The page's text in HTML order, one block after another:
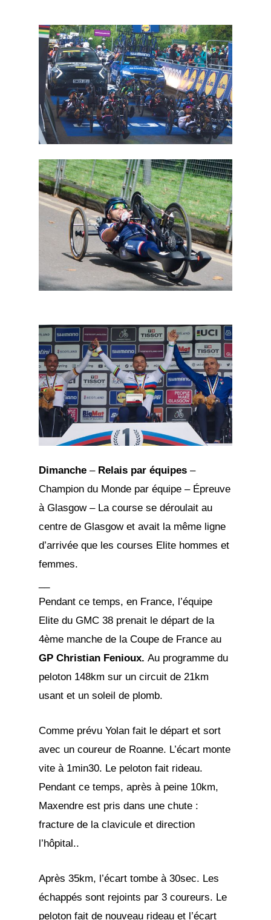
Dimanche – Relais par équipes –
Champion du Monde par équipe – Épreuve
à Glasgow – La course se déroulait au
centre de Glasgow et avait la même ligne
d’arrivée que les courses Elite hommes et
femmes.
Pendant ce temps, en France, l’équipe
Elite du GMC 38 prenait le départ de la
4ème manche de la Coupe de France au
GP Christian Fenioux. Au programme du
peloton 148km sur un circuit de 21km
usant et un soleil de plomb.
Comme prévu Yolan fait le départ et sort
avec un coureur de Roanne. L’écart monte
vite à 1min30. Le peloton fait rideau.
Pendant ce temps, après à peine 10km,
Maxendre est pris dans une chute :
fracture de la clavicule et direction
l’hôpital..
Après 35km, l’écart tombe à 30sec. Les
échappés sont rejoints par 3 coureurs. Le
peloton fait de nouveau rideau et l’écart